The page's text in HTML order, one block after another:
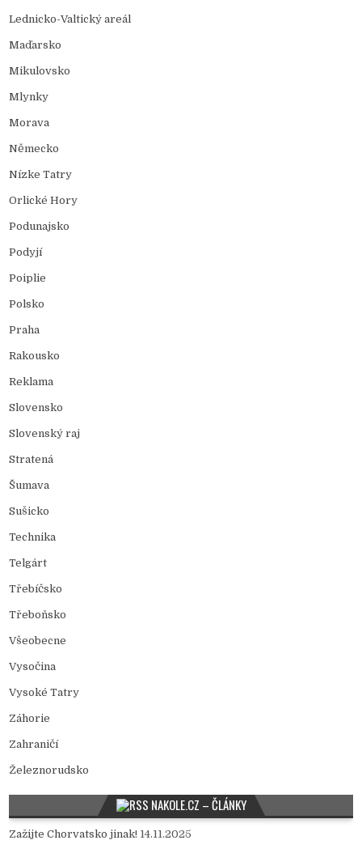
Lednicko-Valtický areál
Maďarsko
Mikulovsko
Mlynky
Morava
Německo
Nízke Tatry
Orlické Hory
Podunajsko
Podyjí
Poiplie
Polsko
Praha
Rakousko
Reklama
Slovensko
Slovenský raj
Stratená
Šumava
Sušicko
Technika
Telgárt
Třebíčsko
Třeboňsko
Všeobecne
Vysočina
Vysoké Tatry
Záhorie
Zahraničí
Železnorudsko
NAKOLE.CZ – ČLÁNKY
Zažijte Chorvatsko jinak! 14.11.2025